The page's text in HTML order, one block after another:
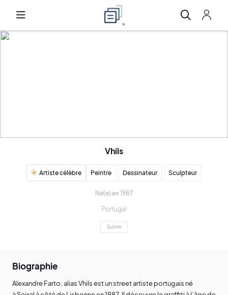
Vhils
Artiste célèbre Peintre Dessinateur Sculpteur
Né(e) en 1987
Portugal
Suivre
Biographie
Alexandre Farto, alias Vhils est un street artiste portugais né